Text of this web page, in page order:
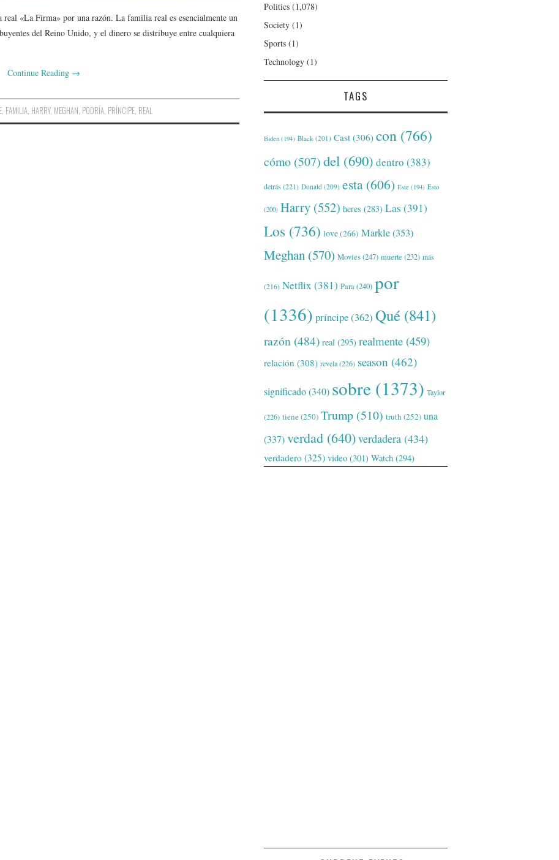
«La Firma» por una razón. La familia real es esencialmente un
del Reino Unido, y el dinero se distribuye entre cualquiera
Continue Reading →
, FAMILIA, HARRY, MEGHAN, PODRÍA, PRÍNCIPE, REAL
Politics (1,078)
Society (1)
Sports (1)
Technology (1)
TAGS
Biden (194) Black (201) Cast (306) con (766)
cómo (507)del (690) dentro (383)
detrás (221) Donald (209) esta (606) Este (194) Esto
(200) Harry (552) heres (283) Las (391)
Los (736) love(266) Markle(353)
Meghan (570) Movies(247) muerte (232) más
(216) Netflix (381) Para(240) por
(1336) príncipe(362) Qué (841)
razón (484) real (295) realmente (459)
relación (308) revela(226) season (462)
significado(340) sobre (1373) Taylor
(226) tiene(250) Trump (510) truth (252) una
(337)verdad (640)verdadera (434)
verdadero (325) video (301) Watch (294)